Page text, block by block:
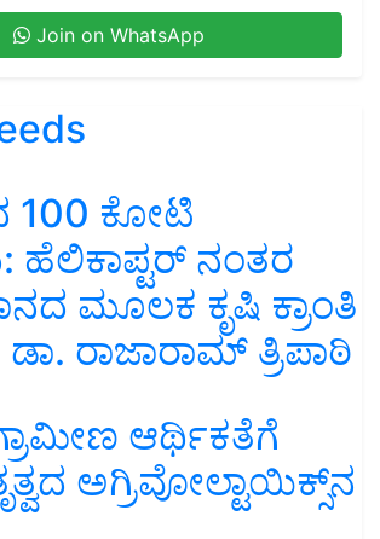
Join on WhatsApp
100 ಕೋಟಿ
ಹೆಲಿಕಾಪ್ಟರ್ ನಂತರ
ಮೂಲಕ ಕೃಷಿ ಕ್ರಾಂತಿ
ಡಾ. ರಾಜಾರಾಮ್ ತ್ರಿಪಾಠಿ
ಆರ್ಥಿಕತೆಗೆ
ಅಗ್ರಿವೋಲ್ಟಾಯಿಕ್ಸ್‌ನ